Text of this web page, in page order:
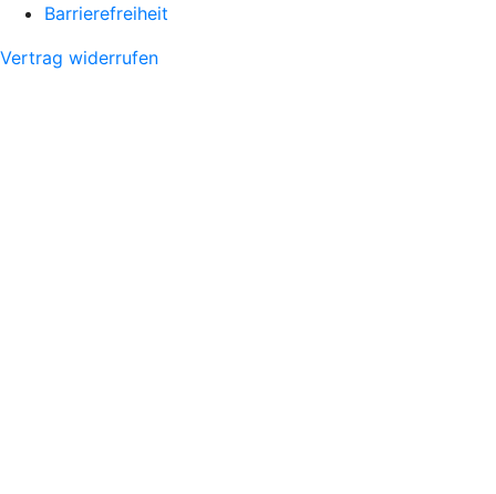
Barrierefreiheit
Vertrag widerrufen